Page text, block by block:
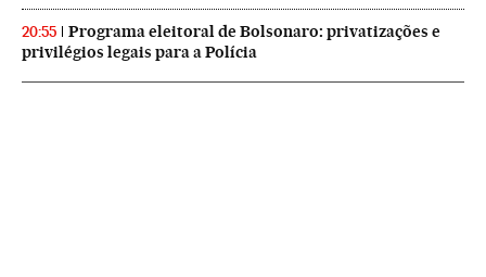
20:55
Programa eleitoral de Bolsonaro: privatizações e
privilégios legais para a Polícia